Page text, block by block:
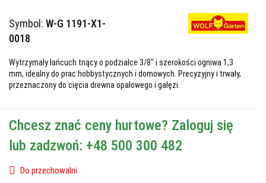
Symbol: W-G 1191-X1-
0018
Wytrzymały łańcuch tnący o podziałce 3/8" i szerokości ogniwa 1,3
mm, idealny do prac hobbystycznych i domowych. Precyzyjny i trwały,
przeznaczony do cięcia drewna opałowego i gałęzi.
Chcesz znać ceny hurtowe? Zaloguj się
lub zadzwoń: +48 500 300 482
Do przechowalni